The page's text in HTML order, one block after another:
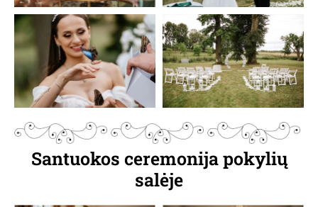
Santuokos ceremonija pokylių
salėje